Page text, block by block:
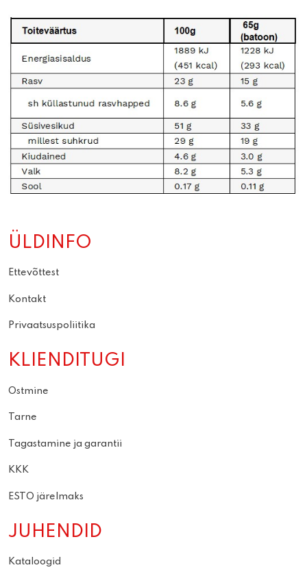
ÜLDINFO
Ettevõttest
Kontakt
Privaatsuspoliitika
KLIENDITUGI
Ostmine
Tarne
Tagastamine ja garantii
KKK
ESTO järelmaks
JUHENDID
Kataloogid